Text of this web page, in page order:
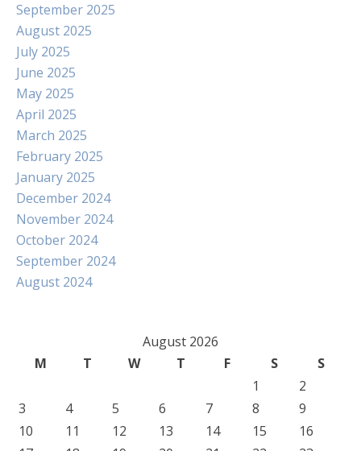
September 2025
August 2025
July 2025
June 2025
May 2025
April 2025
March 2025
February 2025
January 2025
December 2024
November 2024
October 2024
September 2024
August 2024
August 2026
M
T W T F S
S
1
2
3
4 5 6 7 8
9
10
11 12 13 14 15
16